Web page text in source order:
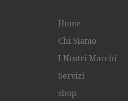
Home
Chi Siamo
I Nostri Marchi
Servizi
shop